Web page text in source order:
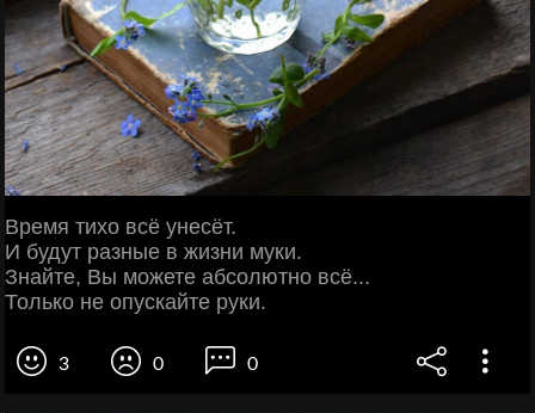
Время тихо всё унесёт.
И будут разные в жизни муки.
Знайте, Вы можете абсолютно всё...
Только не опускайте руки.
3 0 0